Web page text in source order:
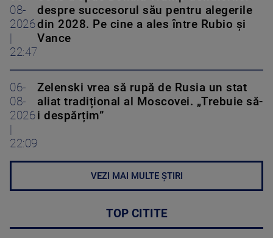
08-
2026
22:47
despre succesorul său pentru alegerile
din 2028. Pe cine a ales între Rubio și
Vance
06-
08-
2026
22:09
Zelenski vrea să rupă de Rusia un stat
aliat tradițional al Moscovei. „Trebuie să-
i despărțim”
VEZI MAI MULTE ȘTIRI
TOP CITITE